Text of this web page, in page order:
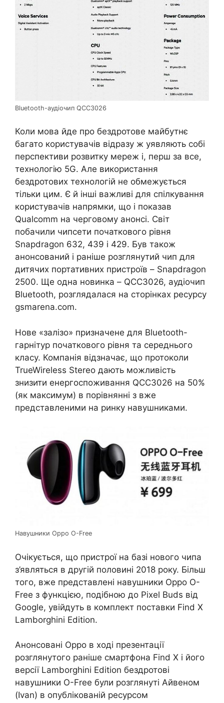
Bluetooth-аудіочип QCC3026
Коли мова йде про бездротове майбутнє
багато користувачів відразу ж уявляють собі
перспективи розвитку мереж і, перш за все,
технологію 5G. Але використання
бездротових технологій не обмежується
тільки цим. Є й інші важливі для спілкування
користувачів напрямки, що і показав
Qualcomm на черговому анонсі. Світ
побачили чипсети початкового рівня
Snapdragon 632, 439 і 429. Був також
анонсований і раніше розглянутий чип для
дитячих портативних пристроїв – Snapdragon
2500. Ще одна новинка – QCC3026, аудіочип
Bluetooth, розглядалася на сторінках ресурсу
gsmarena.com.
Нове «залізо» призначене для Bluetooth-
гарнітур початкового рівня та середнього
класу. Компанія відзначає, що протоколи
TrueWireless Stereo дають можливість
знизити енергоспоживання QCC3026 на 50%
(як максимум) в порівнянні з вже
представленими на ринку навушниками.
Навушники Oppo O-Free
Очікується, що пристрої на базі нового чипа
з’являться в другій половині 2018 року. Більш
того, вже представлені навушники Oppo O-
Free з функцією, подібною до Pixel Buds від
Google, увійдуть в комплект поставки Find X
Lamborghini Edition.
Анонсовані Oppo в ході презентації
розглянутого раніше смартфона Find X і його
версії Lamborghini Edition бездротові
навушники O-Free були розглянуті Айвеном
(Ivan) в опублікованій ресурсом